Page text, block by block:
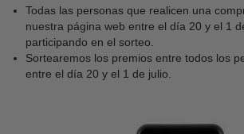
Todas las personas que realicen una
nuestra página web entre el día 20 y el 1
participando en el sorteo.
Sortearemos los premios entre todos los
entre el día 20 y el 1 de julio.